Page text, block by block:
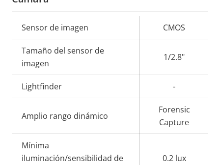
Descripción
de
propiedad
la
propiedad
Sensor de imagen CMOS
Tamaño del sensor de
imagen
1/2.8"
Lightfinder -
Amplio rango dinámico
Forensic
Capture
Mínima
iluminación/sensibilidad de
0.2 lux